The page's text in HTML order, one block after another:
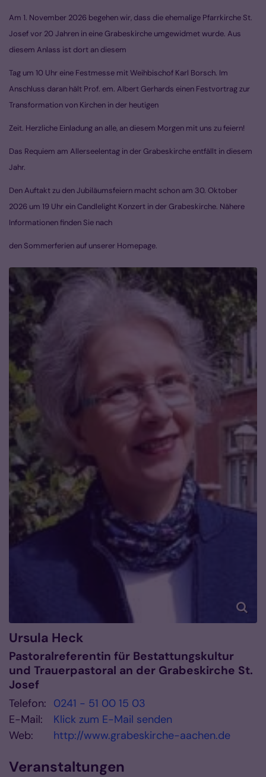
Am 1. November 2026 begehen wir, dass die ehemalige Pfarrkirche St.
Josef vor 20 Jahren in eine Grabeskirche umgewidmet wurde. Aus
diesem Anlass ist dort an diesem
Tag um 10 Uhr eine Festmesse mit Weihbischof Karl Borsch. Im
Anschluss daran hält Prof. em. Albert Gerhards einen Festvortrag zur
Transformation von Kirchen in der heutigen
Zeit. Herzliche Einladung an alle, an diesem Morgen mit uns zu feiern!
Das Requiem am Allerseelentag in der Grabeskirche entfällt in diesem
Jahr.
Den Auftakt zu den Jubiläumsfeiern macht schon am 30. Oktober
2026 um 19 Uhr ein Candlelight Konzert in der Grabeskirche. Nähere
Informationen finden Sie nach
den Sommerferien auf unserer Homepage.
Ursula Heck
Pastoralreferentin für Bestattungskultur
und Trauerpastoral an der Grabeskirche St.
Josef
Telefon: 0241 - 51 00 15 03
E-Mail:
Klick zum E-Mail senden
Web:
http://www.grabeskirche-aachen.de
Veranstaltungen